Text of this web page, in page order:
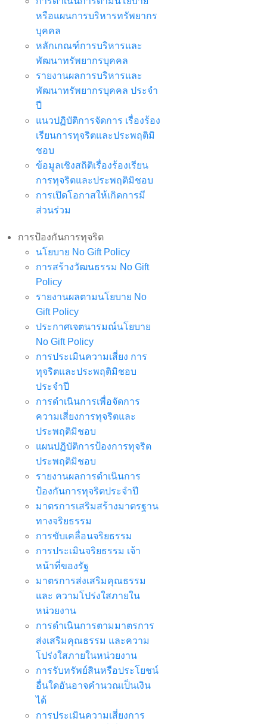
หรือแผนการบริหารทรัพยากร
บุคคล
หลักเกณฑ์การบริหารและ
พัฒนาทรัพยากรบุคคล
รายงานผลการบริหารและ
พัฒนาทรัพยากรบุคคล ประจำ
ปี
แนวปฏิบัติการจัดการ เรื่องร้อง
เรียนการทุจริตและประพฤติมิ
ชอบ
ข้อมูลเชิงสถิติเรื่องร้องเรียน
การทุจริตและประพฤติมิชอบ
การเปิดโอกาสให้เกิดการมี
ส่วนร่วม
การป้องกันการทุจริต
นโยบาย No Gift Policy
การสร้างวัฒนธรรม No Gift
Policy
รายงานผลตามนโยบาย No
Gift Policy
ประกาศเจตนารมณ์นโยบาย
No Gift Policy
การประเมินความเสี่ยง การ
ทุจริตและประพฤติมิชอบ
ประจำปี
การดำเนินการเพื่อจัดการ
ความเสี่ยงการทุจริตและ
ประพฤติมิชอบ
แผนปฏิบัติการป้องการทุจริต
ประพฤติมิชอบ
รายงานผลการดำเนินการ
ป้องกันการทุจริตประจำปี
มาตรการเสริมสร้างมาตรฐาน
ทางจริยธรรม
การขับเคลื่อนจริยธรรม
การประเมินจริยธรรม เจ้า
หน้าที่ของรัฐ
มาตรการส่งเสริมคุณธรรม
และ ความโปร่งใสภายใน
หน่วยงาน
การดำเนินการตามมาตรการ
ส่งเสริมคุณธรรม และความ
โปร่งใสภายในหน่วยงาน
การรับทรัพย์สินหรือประโยชน์
อื่นใดอันอาจคำนวณเป็นเงิน
ได้
การประเมินความเสี่ยงการ